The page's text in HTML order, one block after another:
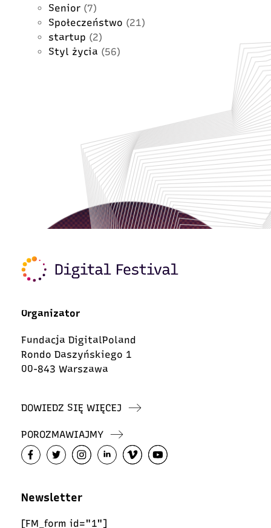
Senior (7)
Społeczeństwo (21)
startup (2)
Styl życia (56)
Organizator
Fundacja DigitalPoland
Rondo Daszyńskiego 1
00-843 Warszawa
DOWIEDZ SIĘ WIĘCEJ
POROZMAWIAJMY
Newsletter
[FM_form id="1"]